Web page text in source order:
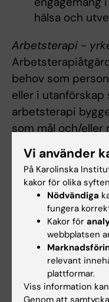
hälsa och
Arbetsterapi -
behov som
eller i utanförskap
arbetsterapi
som mål och/eller
främja och öka
utmaningar och
öka personens
Arbetsterapeuten
personen eller
aktiviteter kan
utanförskap.
stor vikt vid att
omgivande
Vi använder
På Karolinska
kakor för olika
Nödvändiga
fungera
Kakor för
webbplatsen
relevant
plattformar.
Viss information
Genom att